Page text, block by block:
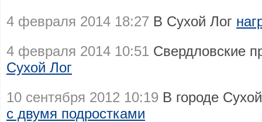
4 февраля 2014 18:27 В Сухой Лог
4 февраля 2014 10:51 Свердловские
Сухой Лог
10 сентября 2012 10:19 В городе
с двумя подростками